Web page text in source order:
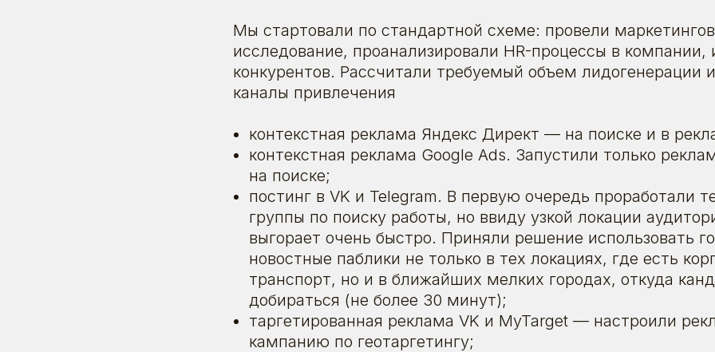
Мы стартовали по стандартной схеме: провели
исследование, проанализировали HR-процессы в компании,
конкурентов. Рассчитали требуемый объем лидогенерации
каналы привлечения
контекстная реклама Яндекс Директ — на поиске и в
контекстная реклама Google Ads. Запустили только
на поиске;
постинг в VK и Telegram. В первую очередь проработали
группы по поиску работы, но ввиду узкой локации
выгорает очень быстро. Приняли решение использовать
новостные паблики не только в тех локациях, где есть
транспорт, но и в ближайших мелких городах, откуда
добираться (не более 30 минут);
таргетированная реклама VK и MyTarget — настроили
кампанию по геотаргетингу;